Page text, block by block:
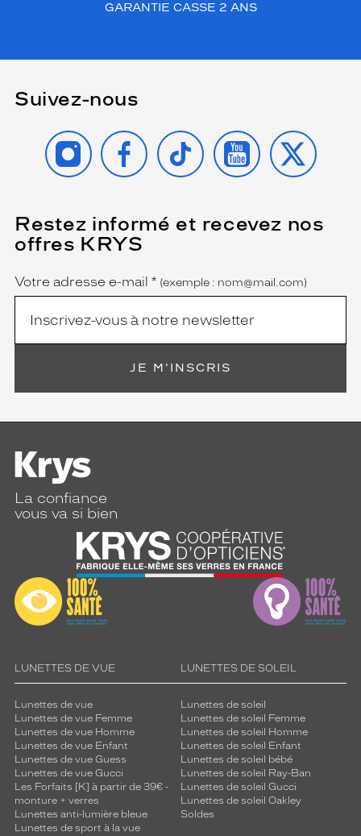
GARANTIE CASSE 2 ANS
Suivez-nous
INSTAGRAMFACEBOOK
TIKTOK YOUTUBE
X
Restez informé et recevez nos
offres KRYS
Name
Votre adresse e-mail *
(Ce
champ
est
obligatoire)
(exemple : nom@mail.com)
JE M'INSCRIS
La confiance
vous va si bien
LUNETTES DE VUE
Lunettes de vue
Lunettes de vue Femme
Lunettes de vue Homme
Lunettes de vue Enfant
Lunettes de vue Guess
Lunettes de vue Gucci
Les Forfaits [K] à partir de 39€ -
monture + verres
Lunettes anti-lumière bleue
Lunettes de sport à la vue
LUNETTES DE SOLEIL
Lunettes de soleil
Lunettes de soleil Femme
Lunettes de soleil Homme
Lunettes de soleil Enfant
Lunettes de soleil bébé
Lunettes de soleil Ray-Ban
Lunettes de soleil Gucci
Lunettes de soleil Oakley
Soldes